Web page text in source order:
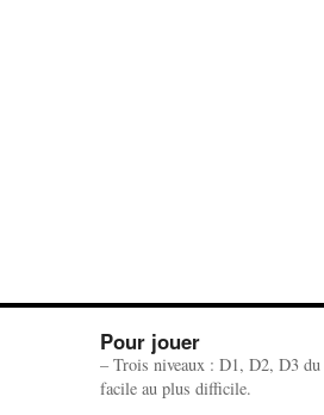
Pour jouer
– Trois niveaux : D1, D2, D3
facile au plus difficile.